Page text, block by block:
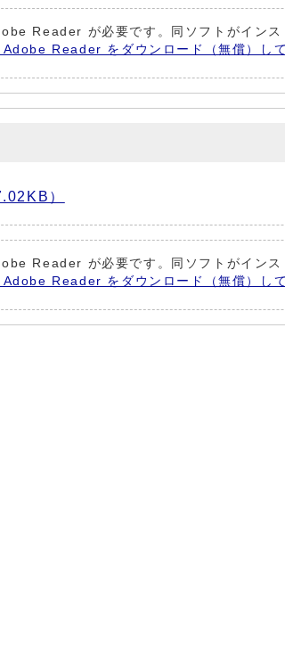
Reader が必要です。同ソフトがインス
Reader をダウンロード（無償）して
）
Reader が必要です。同ソフトがインス
Reader をダウンロード（無償）して